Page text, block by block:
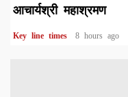
आचार्यश्री महाश्रमण
Key line times 8 hours ago